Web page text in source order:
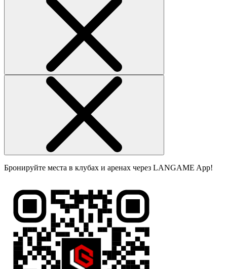
Бронируйте места в клубах и аренах через LANGAME App!